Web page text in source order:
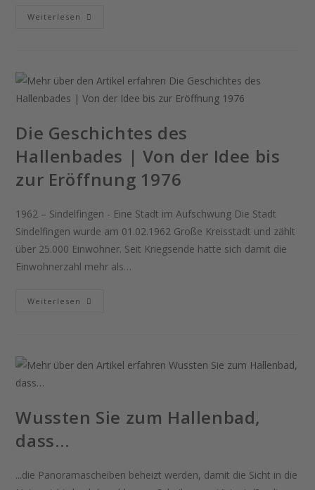
Weiterlesen
Die Geschichtes des
Hallenbades | Von der Idee bis
zur Eröffnung 1976
1962 – Sindelfingen - Eine Stadt im Aufschwung Die Stadt
Sindelfingen wurde am 01.02.1962 Große Kreisstadt und zählt
über 25.000 Einwohner. Seit Kriegsende hatte sich damit die
Einwohnerzahl mehr als…
Weiterlesen
Wussten Sie zum Hallenbad,
dass…
...die Panoramascheiben beheizt werden, damit die Sicht in die